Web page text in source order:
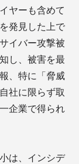
ヤーも含めて
発見した上で
イバー攻撃被
し、被害を最
、特に「脅威
社に限らず取
企業で得られ
は、インシデ